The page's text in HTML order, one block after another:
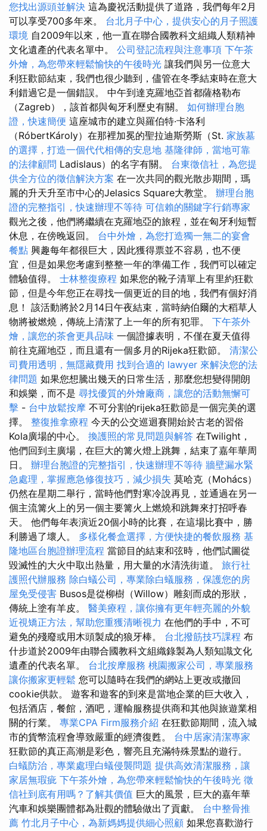
您找出源頭並解決 這為慶祝活動提供了道路，我們每年2月
可以享受700多年來。 台北月子中心，提供安心的月子照護
環境 自2009年以來，他一直在聯合國教科文組織人類精神
文化遺產的代表名單中。 公司登記流程與注意事項 下午茶
外燴，為您帶來輕鬆愉快的午後時光 讓我們與另一位意大
利狂歡節結束，我們也很少聽到，儘管在冬季結束時在意大
利錯過它是一個錯誤。 中午到達克羅地亞首都薩格勒布
（Zagreb），該首都與匈牙利歷史有關。 如何辦理台胞
證，快速簡便 這座城市的建立與羅伯特·卡洛利
（RóbertKároly）在那裡加冕的聖拉迪斯勞斯（St. 家族墓
的選擇，打造一個代代相傳的安息地 基隆律師，當地可靠
的法律顧問 Ladislaus）的名字有關。 台東徵信社，為您提
供全方位的徵信解決方案 在一次共同的觀光散步期間，瑪
麗的升天升至市中心的Jelasics Square大教堂。 辦理台胞
證的完整指引，快速辦理不等待 可信賴的關鍵字行銷專家
觀光之後，他們將繼續在克羅地亞的旅程，並在匈牙利短暫
休息，在傍晚返回。 台中外燴，為您打造獨一無二的宴會
餐點 興趣每年都很巨大，因此獲得票並不容易，也不便
宜，但是如果您考慮到整整一年的準備工作，我們可以確定
體驗值得。 士林整復療程 如果您的靴子清單上有里約狂歡
節，但是今年您正在尋找一個更近的目的地，我們有個好消
息！ 該活動將於2月14日午夜結束，當時納伯爾的大稻草人
物將被燃燒，傳統上清潔了上一年的所有犯罪。 下午茶外
燴，讓您的茶會更具品味 一個證據表明，不僅在夏天值得
前往克羅地亞，而且還有一個多月的Rijeka狂歡節。 清潔公
司費用透明，無隱藏費用 找到合適的 lawyer 來解決您的法
律問題 如果您想騰出幾天的日常生活，那麼您想變得開朗
和娛樂，而不是 尋找優質的外燴廠商，讓您的活動無懈可
擊 - 台中放鬆按摩 不可分割的rijeka狂歡節是一個完美的選
擇。 整復推拿療程 今天的公交巡迴賽開始於古老的習俗
Kola廣場的中心。 換護照的常見問題與解答 在Twilight，
他們回到主廣場，在巨大的篝火燈上跳舞，結束了嘉年華周
日。 辦理台胞證的完整指引，快速辦理不等待 牆壁漏水緊
急處理，掌握應急修復技巧，減少損失 莫哈克（Mohács）
仍然在星期二舉行，當時他們對寒冷說再見，並通過在另一
個主流篝火上的另一個主要篝火上燃燒和跳舞來打招呼春
天。 他們每年表演近20個小時的比賽，在這場比賽中，勝
利勝過了壞人。 多樣化餐盒選擇，方便快捷的餐飲服務 基
隆地區台胞證辦理流程 當節目的結束和弦時，他們試圖從
毀滅性的大火中取出熱量，用大量的水清洗街道。 旅行社
護照代辦服務 除白蟻公司，專業除白蟻服務，保護您的房
屋免受侵害 Busos是從柳樹（Willow）雕刻而成的形狀，
傳統上塗有羊皮。 醫美療程，讓你擁有更年輕亮麗的外貌
近視矯正方法，幫助您重獲清晰視力 在他們的手中，不可
避免的殘廢或用木頭製成的狼牙棒。 台北撥筋技巧課程 布
什步道於2009年由聯合國教科文組織錄製為人類知識文化
遺產的代表名單。 台北按摩服務 桃園搬家公司，專業服務
讓你搬家更輕鬆 您可以隨時在我們的網站上更改或撤回
cookie供款。 遊客和遊客的到來是當地企業的巨大收入，
包括酒店，餐館，酒吧，運輸服務提供商和其他與旅遊業相
關的行業。 專業CPA Firm服務介紹 在狂歡節期間，流入城
市的貨幣流程會導致嚴重的經濟復甦。 台中居家清潔專家
狂歡節的真正高潮是彩色，響亮且充滿特殊景點的遊行。
白蟻防治，專業處理白蟻侵襲問題 提供高效清潔服務，讓
家居無瑕疵 下午茶外燴，為您帶來輕鬆愉快的午後時光 徵
信社到底有用嗎？了解其價值 巨大的風景，巨大的嘉年華
汽車和娛樂團體都為壯觀的體驗做出了貢獻。 台中整骨推
薦 竹北月子中心，為新媽媽提供細心照顧 如果您喜歡游行